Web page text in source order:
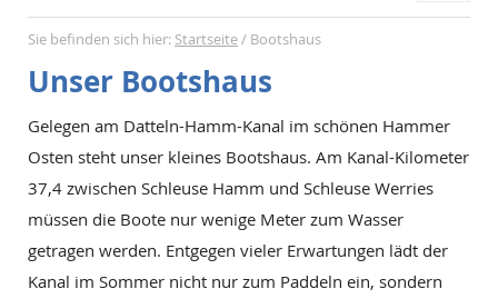
Sie befinden sich hier: Startseite/ Bootshaus
Unser Bootshaus
Gelegen am Datteln-Hamm-Kanal im schönen Hammer
Osten steht unser kleines Bootshaus. Am Kanal-Kilometer
37,4 zwischen Schleuse Hamm und Schleuse Werries
müssen die Boote nur wenige Meter zum Wasser
getragen werden. Entgegen vieler Erwartungen lädt der
Kanal im Sommer nicht nur zum Paddeln ein, sondern